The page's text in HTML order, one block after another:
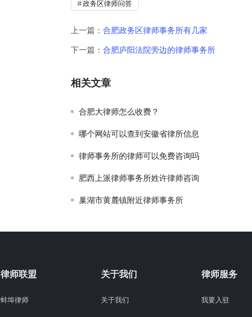
政务区律师问答
上一篇： 合肥政务区律师事务所有几家
下一篇： 合肥庐阳法院旁边的律师事务所
相关文章
合肥大律师怎么收费？
哪个网站可以查到安徽省律所信息
律师事务所的律师可以免费咨询吗
肥西上派律师事务所姓许律师咨询
巢湖市黄麓镇附近律师事务所
律师联盟
蚌埠律师
关于我们
关于我们
律师服务
我要入驻